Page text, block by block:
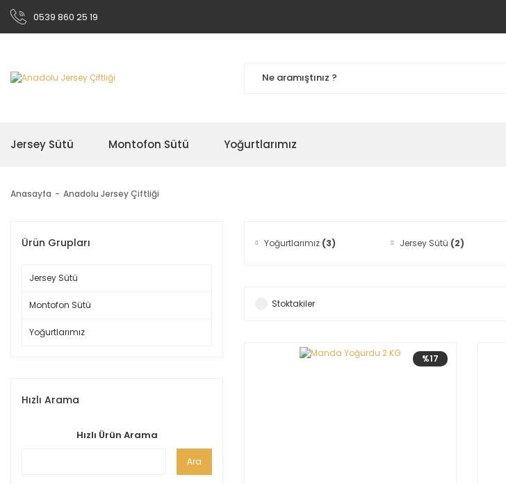
0539 860 25 19
Jersey Sütü Montofon Sütü Yoğurtlarımız
Anasayfa Anadolu Jersey Çiftliği
Ürün Grupları
Jersey Sütü
Montofon Sütü
Yoğurtlarımız
Hızlı Arama
Hızlı Ürün Arama
Ara
Yoğurtlarımız (3) Jersey Sütü (2)
Stoktakiler
%17